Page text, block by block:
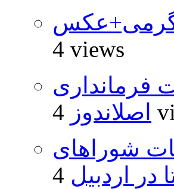
گرمی+عکس
4 views
فرمانداری
اصلاندوز 4
انتخابات شوراهای
در اردبیل